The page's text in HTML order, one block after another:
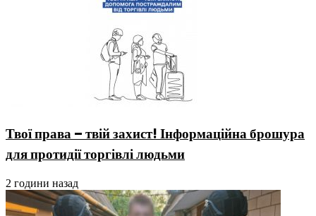
Твої права – твій захист! Інформаційна брошура
для протидії торгівлі людьми
2 години назад